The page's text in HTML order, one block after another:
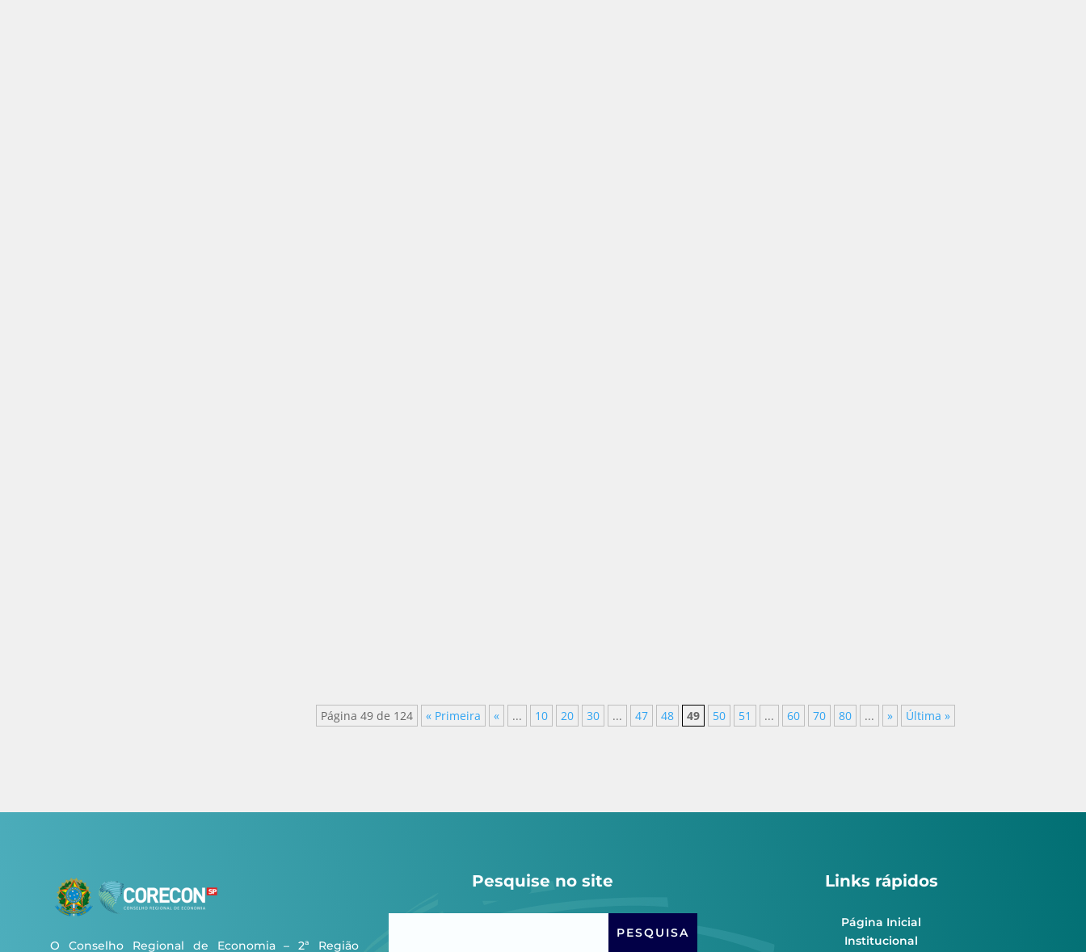
Página 49 de 124 « Primeira « ... 10 20 30 ... 47 48 49 50 51 ... 60 70 80 ... » Última »
O Conselho Regional de Economia – 2ª Região
Pesquise no site Links rápidos
Página Inicial
Institucional